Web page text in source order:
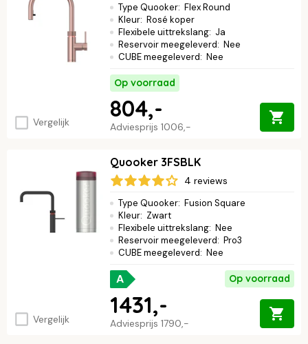
Vergelijk
Type Quooker: Flex Round
Kleur: Rosé koper
Flexibele uittrekslang: Ja
Reservoir meegeleverd: Nee
CUBE meegeleverd: Nee
Op voorraad
Adviesprijs 1006,-
804,-
Vergelijk
Quooker 3FSBLK
4 reviews
Type Quooker: Fusion Square
Kleur: Zwart
Flexibele uittrekslang: Nee
Reservoir meegeleverd: Pro3
CUBE meegeleverd: Nee
A Op voorraad
Adviesprijs 1790,-
1431,-